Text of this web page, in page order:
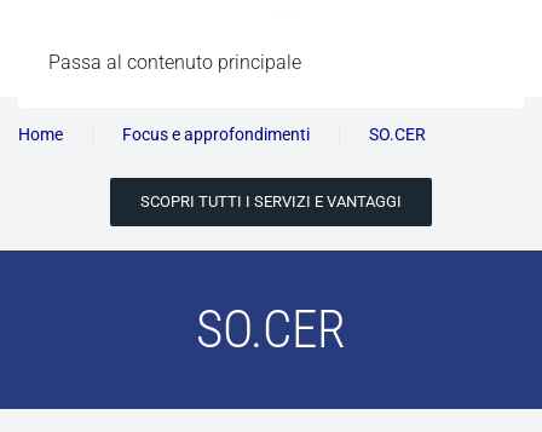
Passa al contenuto principale
Home Focus e approfondimenti SO.CER
SCOPRI TUTTI I SERVIZI E VANTAGGI
SO.CER